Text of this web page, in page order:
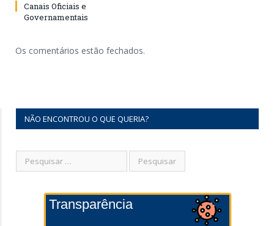
Canais Oficiais e
Governamentais
Os comentários estão fechados.
NÃO ENCONTROU O QUE QUERIA?
Transparência